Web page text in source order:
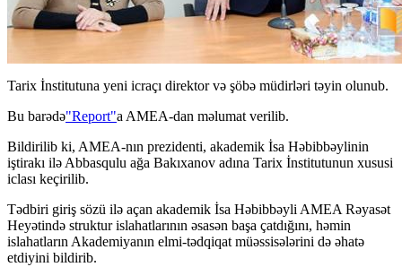
Tarix İnstitutuna yeni icraçı direktor və şöbə müdirləri təyin olunub.
Bu barədə"Report"a AMEA-dan məlumat verilib.
Bildirilib ki, AMEA-nın prezidenti, akademik İsa Həbibbəylinin
iştirakı ilə Abbasqulu ağa Bakıxanov adına Tarix İnstitutunun xususi
iclası keçirilib.
Tədbiri giriş sözü ilə açan akademik İsa Həbibbəyli AMEA Rəyasət
Heyətində struktur islahatlarının əsasən başa çatdığını, həmin
islahatların Akademiyanın elmi-tədqiqat müəssisələrini də əhatə
etdiyini bildirib.